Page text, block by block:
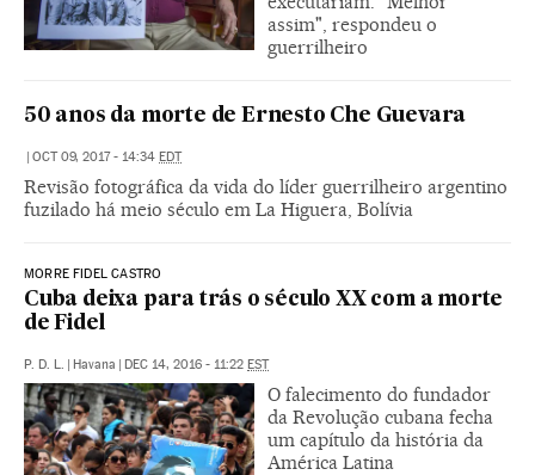
assim", respondeu o
guerrilheiro
50 anos da morte de Ernesto Che Guevara
| OCT 09, 2017 - 14:34 EDT
Revisão fotográfica da vida do líder guerrilheiro argentino
fuzilado há meio século em La Higuera, Bolívia
MORRE FIDEL CASTRO
Cuba deixa para trás o século XX com a morte
de Fidel
P. D. L. | Havana | DEC 14, 2016 - 11:22 EST
O falecimento do fundador
da Revolução cubana fecha
um capítulo da história da
América Latina